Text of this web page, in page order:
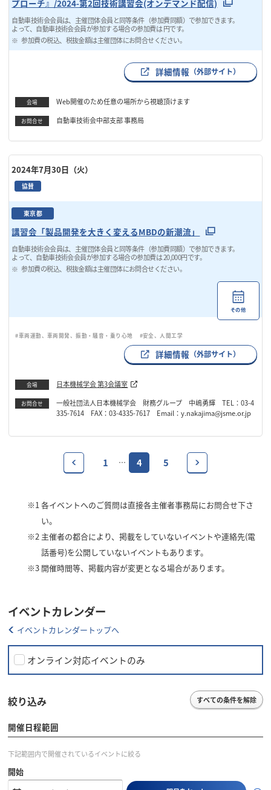
プローチ』/2024-第2回技術講習会(オンデマンド配信)
自動車技術会会員は、主催団体会員と同等条件（参加費同額）で参加できます。
よって、自動車技術会会員が参加する場合の参加費は 円です。
参加費の税込、税抜金額は主催団体にお問合せください。
詳細情報 （外部サイト）
会場 Web開催のため任意の場所から視聴頂けます
お問合せ 自動車技術会中部支部 事務局
2024年7月30日（火）
協賛
東京都
講習会「製品開発を大きく変えるMBDの新潮流」
自動車技術会会員は、主催団体会員と同等条件（参加費同額）で参加できます。
よって、自動車技術会会員が参加する場合の参加費は 20,000円です。
参加費の税込、税抜金額は主催団体にお問合せください。
その他
#車両運動、車両開発、振動・騒音・乗り心地 #安全、人間工学
詳細情報 （外部サイト）
会場 日本機械学会 第3会議室
お問合せ
一般社団法人日本機械学会 財務グループ 中嶋勇輝 TEL：03-4
335-7614 FAX：03-4335-7617 Email：y.nakajima@jsme.or.jp
1 … 4 5
※1 各イベントへのご質問は直接各主催者事務局にお問合せ下さ
い。
※2 主催者の都合により、掲載をしていないイベントや連絡先(電
話番号)を公開していないイベントもあります。
※3 開催時間等、掲載内容が変更となる場合があります。
イベントカレンダー
イベントカレンダートップへ
オンライン対応イベントのみ
絞り込み すべての条件を解除
開催日程範囲
下記範囲内で開催されているイベントに絞る
開始